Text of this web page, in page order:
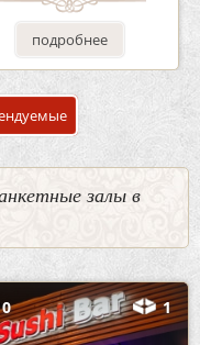
подробнее
залы в
0 1